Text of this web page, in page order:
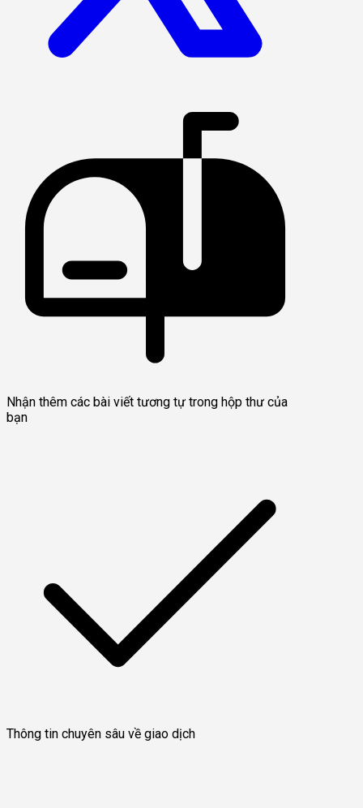
Nhận thêm các bài viết tương tự trong hộp thư của
bạn
Thông tin chuyên sâu về giao dịch